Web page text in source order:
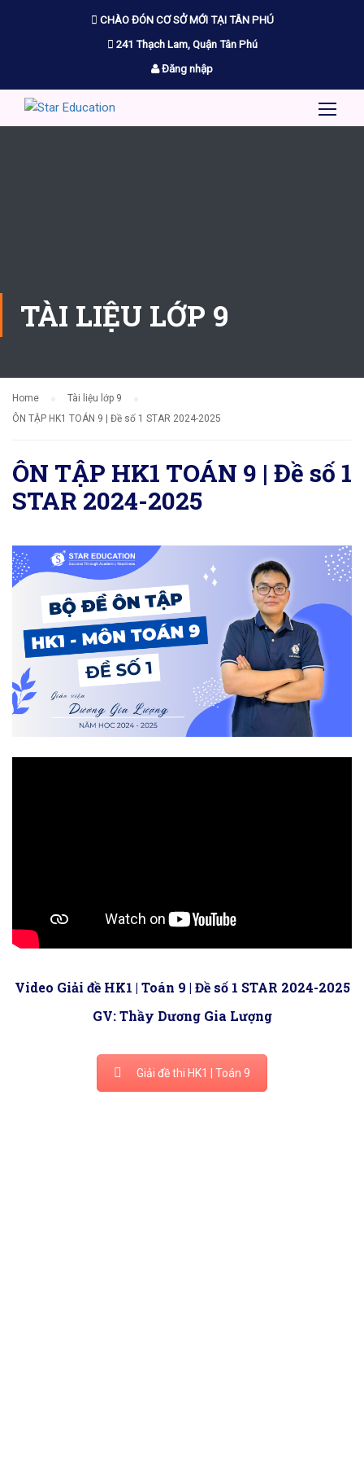
CHÀO ĐÓN CƠ SỞ MỚI TẠI TÂN PHÚ
241 Thạch Lam, Quận Tân Phú
Đăng nhập
TÀI LIỆU LỚP 9
Home
Tài liệu lớp 9
ÔN TẬP HK1 TOÁN 9 | Đề số 1 STAR 2024-2025
ÔN TẬP HK1 TOÁN 9 | Đề số 1
STAR 2024-2025
Video Giải đề HK1 | Toán 9 | Đề số 1 STAR 2024-2025
GV: Thầy Dương Gia Lượng
Giải đề thi HK1 | Toán 9